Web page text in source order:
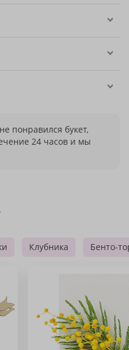
понравился букет,
24 часов и мы
Клубника Бенто-